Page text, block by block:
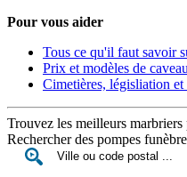
Pour vous aider
Tous ce qu'il faut savoir
Prix et modèles de
Cimetières, législiation et
Trouvez les meilleurs marbriers
Rechercher des pompes